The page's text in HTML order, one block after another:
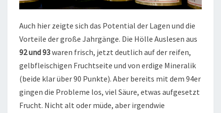
Auch hier zeigte sich das Potential der Lagen und die
Vorteile der große Jahrgänge. Die Hölle Auslesen aus
92 und 93waren frisch, jetzt deutlich auf der reifen,
gelbfleischigen Fruchtseite und von erdige Mineralik
(beide klar über 90 Punkte). Aber bereits mit dem 94er
gingen die Probleme los, viel Säure, etwas aufgesetzt
Frucht. Nicht alt oder müde, aber irgendwie